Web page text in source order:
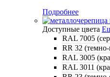
Подробнее
Доступные цвета
RAL 7005
RR 32
RAL 3005
RAL 3011